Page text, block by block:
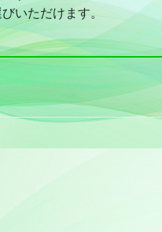
いただけます。